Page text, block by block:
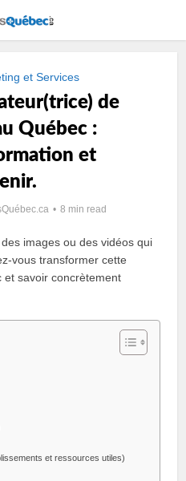
et Services
de
Québec :
et
8 min read
images ou des vidéos qui
vous transformer cette
et savoir concrètement
et ressources utiles)